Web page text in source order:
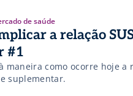
de saúde
a relação
#1
maneira como ocorre hoje a
suplementar.